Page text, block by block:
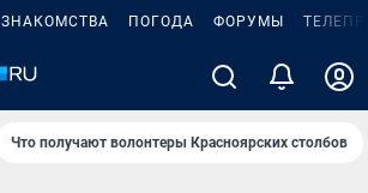
ЗНАКОМСТВА ПОГОДА ФОРУМЫ
Что получают волонтеры Красноярских столбов